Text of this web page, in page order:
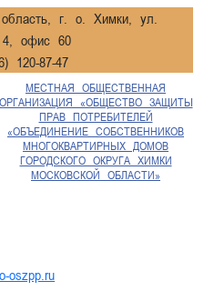
область, г. о. Химки, ул.
офис 60
120-87-47
МЕСТНАЯ ОБЩЕСТВЕННАЯ
ОРГАНИЗАЦИЯ «ОБЩЕСТВО ЗАЩИТЫ
ПРАВ ПОТРЕБИТЕЛЕЙ
«ОБЪЕДИНЕНИЕ СОБСТВЕННИКОВ
МНОГОКВАРТИРНЫХ ДОМОВ
ГОРОДСКОГО ОКРУГА ХИМКИ
МОСКОВСКОЙ ОБЛАСТИ»
oszpp.ru